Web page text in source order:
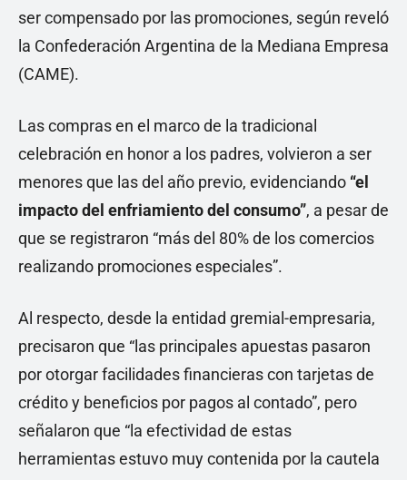
ser compensado por las promociones, según reveló
la Confederación Argentina de la Mediana Empresa
(CAME).
Las compras en el marco de la tradicional
celebración en honor a los padres, volvieron a ser
menores que las del año previo, evidenciando “el
impacto del enfriamiento del consumo”, a pesar de
que se registraron “más del 80% de los comercios
realizando promociones especiales”.
Al respecto, desde la entidad gremial-empresaria,
precisaron que “las principales apuestas pasaron
por otorgar facilidades financieras con tarjetas de
crédito y beneficios por pagos al contado”, pero
señalaron que “la efectividad de estas
herramientas estuvo muy contenida por la cautela